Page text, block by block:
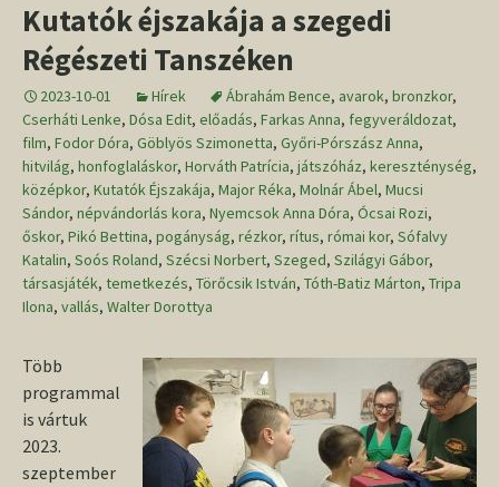
Kutatók éjszakája a szegedi
Régészeti Tanszéken
2023-10-01 Hírek Ábrahám Bence, avarok, bronzkor,
Cserháti Lenke, Dósa Edit, előadás, Farkas Anna, fegyveráldozat,
film, Fodor Dóra, Göblyös Szimonetta, Győri-Pórszász Anna,
hitvilág, honfoglaláskor, Horváth Patrícia, játszóház, kereszténység,
középkor, Kutatók Éjszakája, Major Réka, Molnár Ábel, Mucsi
Sándor, népvándorlás kora, Nyemcsok Anna Dóra, Ócsai Rozi,
őskor, Pikó Bettina, pogányság, rézkor, rítus, római kor, Sófalvy
Katalin, Soós Roland, Szécsi Norbert, Szeged, Szilágyi Gábor,
társasjáték, temetkezés, Törőcsik István, Tóth-Batiz Márton, Tripa
Ilona, vallás, Walter Dorottya
Több
programmal
is vártuk
2023.
szeptember